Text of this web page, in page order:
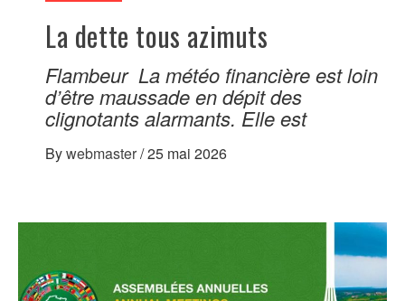
La dette tous azimuts
Flambeur La météo financière est loin
d’être maussade en dépit des
clignotants alarmants. Elle est
Bywebmaster/25 mai 2026